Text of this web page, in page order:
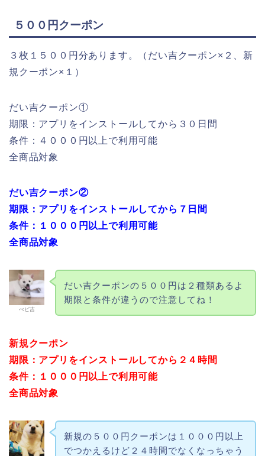
５００円クーポン
３枚１５００円分あります。（だい吉クーポン×２、新
規クーポン×１）
だい吉クーポン①
期限：アプリをインストールしてから３０日間
条件：４０００円以上で利用可能
全商品対象
だい吉クーポン②
期限：アプリをインストールしてから７日間
条件：１０００円以上で利用可能
全商品対象
べビ吉
だい吉クーポンの５００円は２種類あるよ
期限と条件が違うので注意してね！
新規クーポン
期限：アプリをインストールしてから２４時間
条件：１０００円以上で利用可能
全商品対象
新規の５００円クーポンは１０００円以上
でつかえるけど２４時間でなくなっちゃう